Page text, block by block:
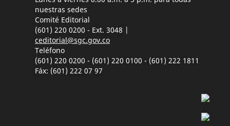
nuestras sedes
Comité Editorial
(601) 220 0200 - Ext. 3048 |
ceditorial@sgc.gov.co
Teléfono
(601) 220 0200 - (601) 220 0100 - (601) 222 1811
Fáx: (601) 222 07 97